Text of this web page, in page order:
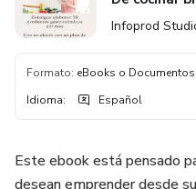
Infoprod
Formato: eBooks o Documentos
Idioma: Español
Este ebook está pensado
desean emprender desde